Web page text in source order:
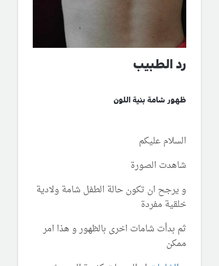
رد الطبيب
ظهور شامة بنية اللون
السلام عليكم
شاهدت الصورة
و يرجح ان تكون حالة الطفل شامة ولادية
خلقية مفردة
ثم بدأت شامات اخرى بالظهور و هذا امر
ممكن